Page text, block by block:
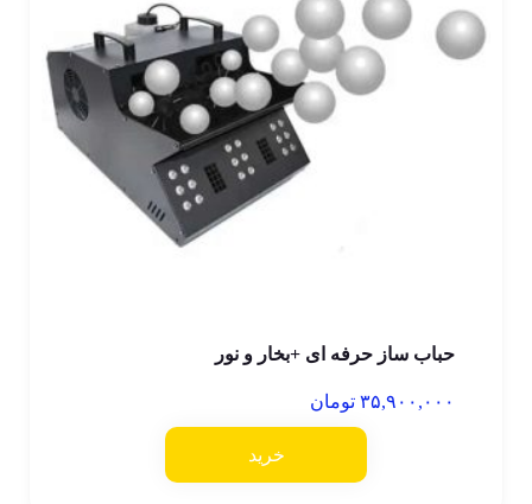
حباب ساز حرفه ای +بخار و نور
۳۵,۹۰۰,۰۰۰ تومان
خرید